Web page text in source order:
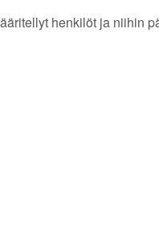
henkilöt ja niihin